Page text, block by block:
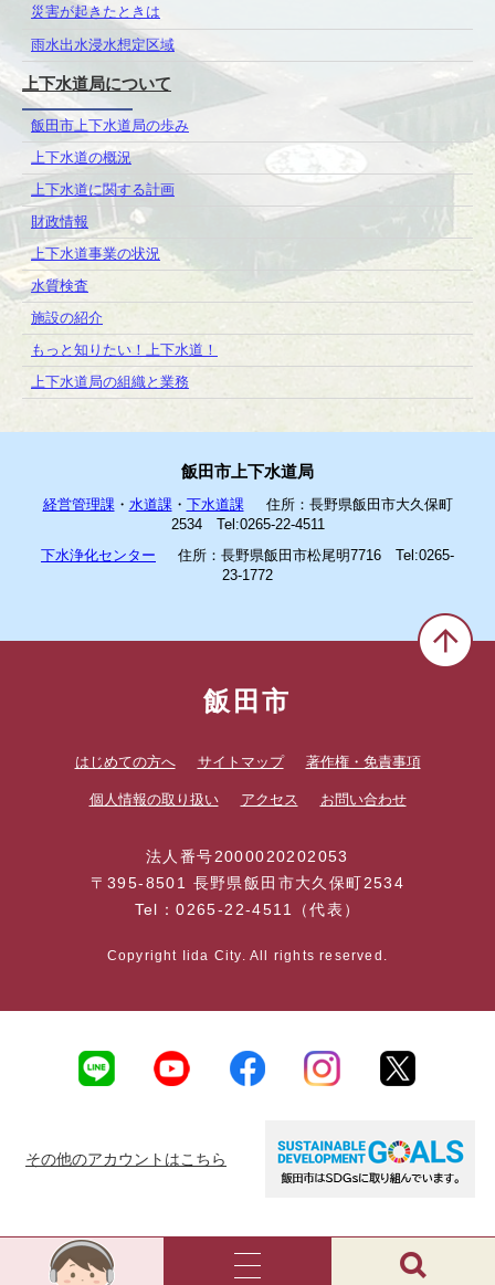
災害が起きたときは
雨水出水浸水想定区域
上下水道局について
飯田市上下水道局の歩み
上下水道の概況
上下水道に関する計画
財政情報
上下水道事業の状況
水質検査
施設の紹介
もっと知りたい！上下水道！
上下水道局の組織と業務
飯田市上下水道局
経営管理課・ 水道課・ 下水道課
住所：長野県飯田市大久保町
2534 Tel:0265-22-4511
下水浄化センター
住所：長野県飯田市松尾明7716 Tel:0265-
23-1772
飯田市
はじめての方へ サイトマップ 著作権・免責事項
個人情報の取り扱い アクセス お問い合わせ
法人番号2000020202053
〒395-8501 長野県飯田市大久保町2534
Tel：0265-22-4511（代表）
Copyright Iida City. All rights reserved.
その他のアカウントはこちら